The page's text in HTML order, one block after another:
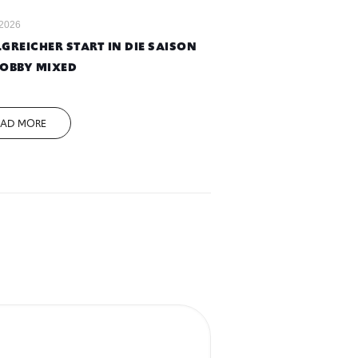
START IN DIE SAISON
MIXED
MORE